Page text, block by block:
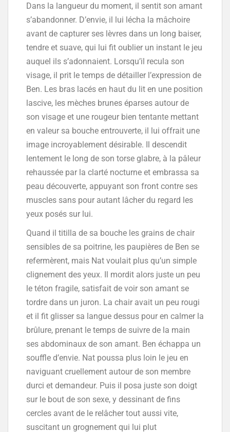
Dans la langueur du moment, il sentit son amant
s’abandonner. D’envie, il lui lécha la mâchoire
avant de capturer ses lèvres dans un long baiser,
tendre et suave, qui lui fit oublier un instant le jeu
auquel ils s’adonnaient. Lorsqu’il recula son
visage, il prit le temps de détailler l’expression de
Ben. Les bras lacés en haut du lit en une position
lascive, les mèches brunes éparses autour de
son visage et une rougeur bien tentante mettant
en valeur sa bouche entrouverte, il lui offrait une
image incroyablement désirable. Il descendit
lentement le long de son torse glabre, à la pâleur
rehaussée par la clarté nocturne et embrassa sa
peau découverte, appuyant son front contre ses
muscles sans pour autant lâcher du regard les
yeux posés sur lui.
Quand il titilla de sa bouche les grains de chair
sensibles de sa poitrine, les paupières de Ben se
refermèrent, mais Nat voulait plus qu’un simple
clignement des yeux. Il mordit alors juste un peu
le téton fragile, satisfait de voir son amant se
tordre dans un juron. La chair avait un peu rougi
et il fit glisser sa langue dessus pour en calmer la
brûlure, prenant le temps de suivre de la main
ses abdominaux de son amant. Ben échappa un
souffle d’envie. Nat poussa plus loin le jeu en
naviguant cruellement autour de son membre
durci et demandeur. Puis il posa juste son doigt
sur le bout de son sexe, y dessinant de fins
cercles avant de le relâcher tout aussi vite,
suscitant un grognement qui lui plut